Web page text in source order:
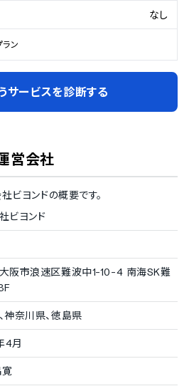
なし
ン
サービスを診断する
営会社
ビヨンドの概要です。
ビヨンド
阪市浪速区難波中1-10-4 南海SK難
神奈川県、徳島県
4月